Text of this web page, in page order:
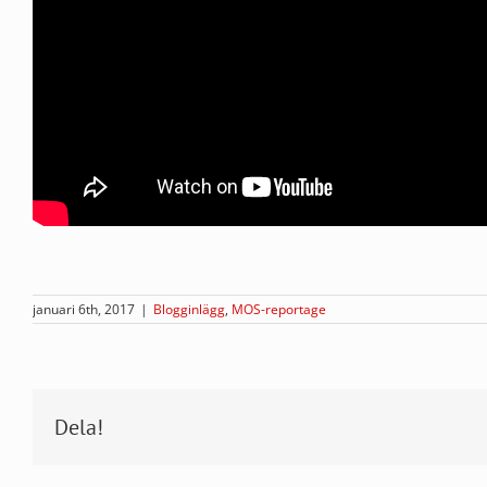
januari 6th, 2017 | Blogginlägg, MOS-reportage
Dela!